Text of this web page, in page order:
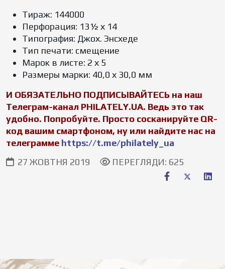
Тираж: 144000
Перфорация: 13½ х 14
Типография: Джох. Энсхеде
Тип печати: смещение
Марок в листе: 2 х 5
Размеры марки: 40,0 х 30,0 мм
И ОБЯЗАТЕЛЬНО ПОДПИСЫВАЙТЕСЬ на наш
Телеграм-канал PHILATELY.UA. Ведь это так
удобно. Попробуйте. Просто сосканируйте QR-
код вашим смартфоном, ну или найдите нас на
телеграмме https://t.me/philately_ua
27 ЖОВТНЯ 2019
ПЕРЕГЛЯДИ: 625